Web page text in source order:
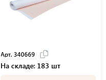
Арт. 340669
На складе: 183 шт